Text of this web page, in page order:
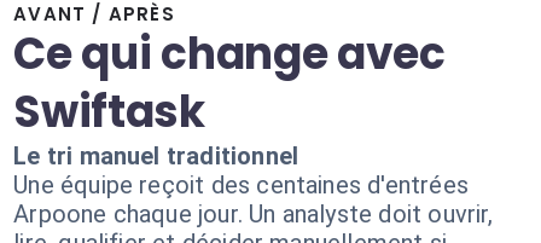
AVANT / APRÈS
Ce qui change avec
Swiftask
Le tri manuel traditionnel
Une équipe reçoit des centaines d'entrées
Arpoone chaque jour. Un analyste doit ouvrir,